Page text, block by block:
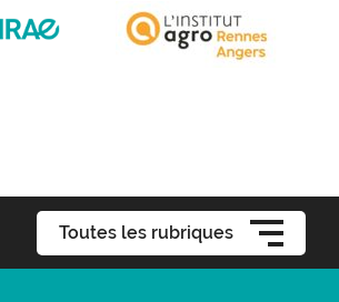
Toutes les rubriques